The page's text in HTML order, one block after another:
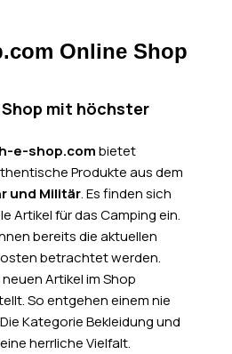
Online Shop
Shop mit höchster
e-shop.combietet
Produkte aus dem
und Militär. Es finden sich
Artikel für das Camping ein.
bereits die aktuellen
betrachtet werden.
Artikel im Shop
So entgehen einem nie
Kategorie Bekleidung und
herrliche Vielfalt.